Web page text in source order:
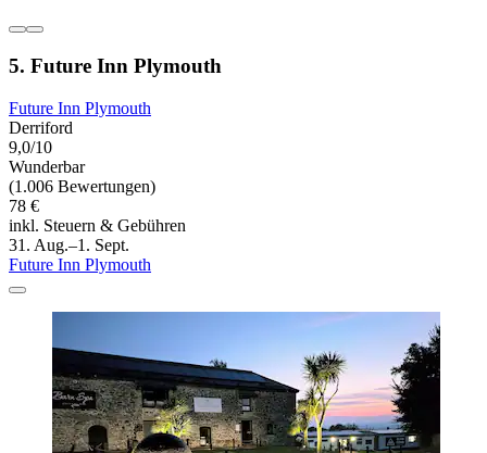
5. Future Inn Plymouth
Future Inn Plymouth
Derriford
9,0/10
Wunderbar
(1.006 Bewertungen)
78 €
inkl. Steuern & Gebühren
31. Aug.–1. Sept.
Future Inn Plymouth